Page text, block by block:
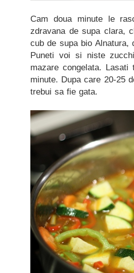
Cam doua minute le
zdravana de supa clara,
cub de supa bio
Puneti voi si niste
mazare congelata.
minute. Dupa care 20-25
trebui sa fie gata.